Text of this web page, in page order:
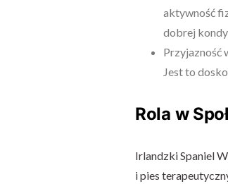
aktywność
dobrej
Przyjazność
Jest to
Rola w
Irlandzki Spaniel
i pies